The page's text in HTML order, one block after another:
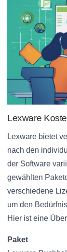
Lexware
Lexware bietet
nach den
der Software
gewählten
verschiedene
um den
Hier ist eine
Paket